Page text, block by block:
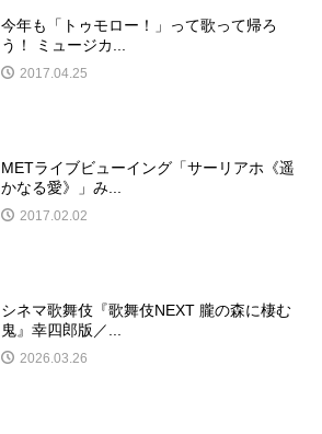
今年も「トゥモロー！」って歌って帰ろ
う！ ミュージカ...
2017.04.25
METライブビューイング「サーリアホ《遥
かなる愛》」み...
2017.02.02
シネマ歌舞伎『歌舞伎NEXT 朧の森に棲む
鬼』幸四郎版／...
2026.03.26